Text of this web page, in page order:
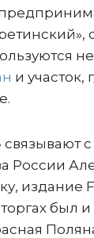
и участок,
с
России
издание
был